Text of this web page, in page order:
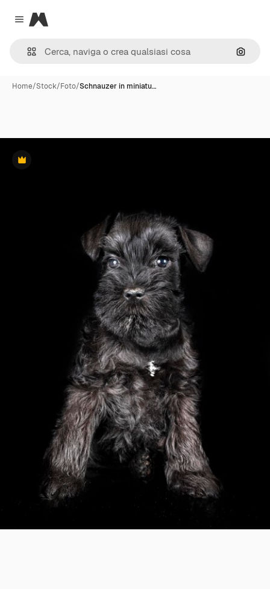
Close menu
Magnific
Cerca
Home/Stock/Foto/Schnauzer in miniatu…
Premium